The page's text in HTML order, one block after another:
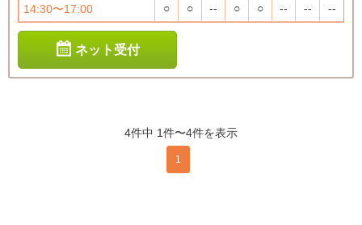
14:30〜17:00 ○ ○ -- ○ ○ -- -- --
ネット受付
4件中 1件〜4件を表示
1